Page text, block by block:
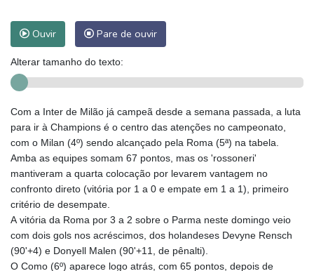
Ouvir Pare de ouvir
Alterar tamanho do texto:
Com a Inter de Milão já campeã desde a semana passada, a luta
para ir à Champions é o centro das atenções no campeonato,
com o Milan (4º) sendo alcançado pela Roma (5ª) na tabela.
Amba as equipes somam 67 pontos, mas os 'rossoneri'
mantiveram a quarta colocação por levarem vantagem no
confronto direto (vitória por 1 a 0 e empate em 1 a 1), primeiro
critério de desempate.
A vitória da Roma por 3 a 2 sobre o Parma neste domingo veio
com dois gols nos acréscimos, dos holandeses Devyne Rensch
(90'+4) e Donyell Malen (90'+11, de pênalti).
O Como (6º) aparece logo atrás, com 65 pontos, depois de